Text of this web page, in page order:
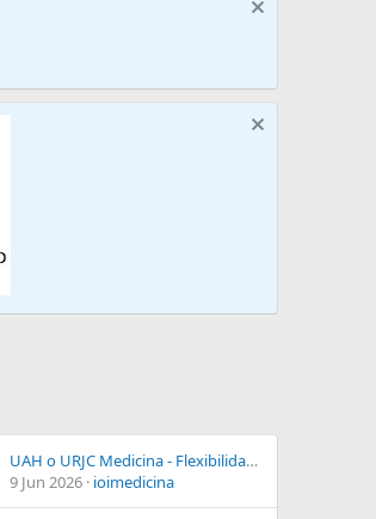
UAH o URJC Medicina - Flexibilidad para trabajar: horarios, asistencia y exámenes
9 Jun 2026 ioimedicina